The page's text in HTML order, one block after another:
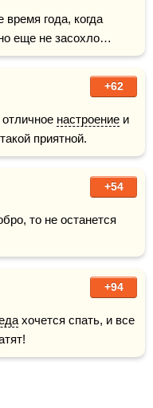
года, когда
еще не засохло…
+62
настроение и
приятной.
+54
то не останется
+94
хочется спать, и все